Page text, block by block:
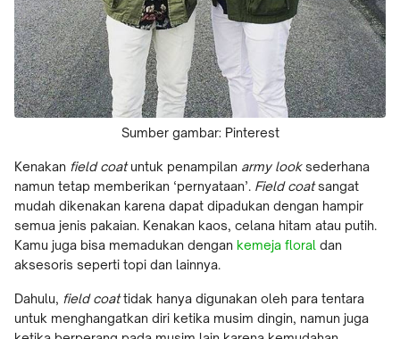
Sumber gambar: Pinterest
Kenakan field coatuntuk penampilan army looksederhana
namun tetap memberikan ‘pernyataan’. Field coatsangat
mudah dikenakan karena dapat dipadukan dengan hampir
semua jenis pakaian. Kenakan kaos, celana hitam atau putih.
Kamu juga bisa memadukan dengan kemeja floral dan
aksesoris seperti topi dan lainnya.
Dahulu, field coattidak hanya digunakan oleh para tentara
untuk menghangatkan diri ketika musim dingin, namun juga